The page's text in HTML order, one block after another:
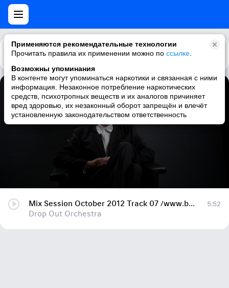
Применяются рекомендательные технологии
Прочитать правила их применении можно по ссылке
Возможны упоминания
В контенте могут упоминаться наркотики и связанная с ними
информация. Незаконное потребление наркотических
средств, психотропных веществ и их аналогов причиняет
вред здоровью, их незаконный оборот запрещён и влечёт
установленную законодательством ответственность
Каталог Рекомендации
Drop Out Orchestra
Mix Session October 2012 Track 07 /www.bananastreet.ru/
Drop Out Orchestra
5:52